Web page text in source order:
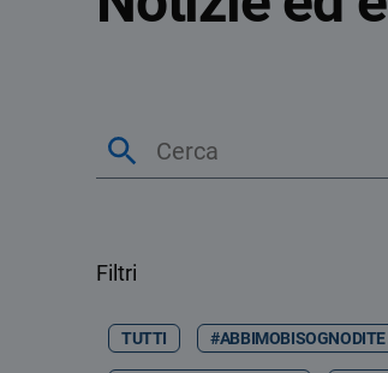
Filtri
TUTTI #ABBIMOBISOGNODITE